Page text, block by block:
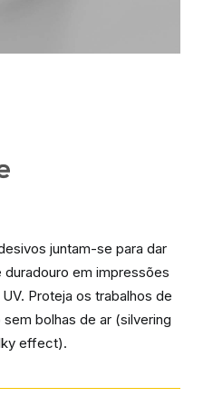
juntam-se para dar
em impressões
Proteja os trabalhos de
bolhas de ar (silvering
effect).